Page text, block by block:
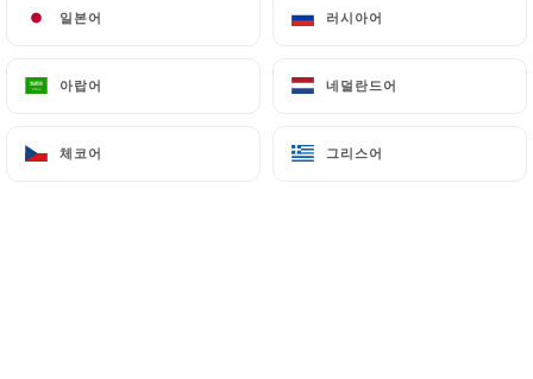
일본어 러시아어
아랍어 네덜란드어
체코어 그리스어
일본어 러시아어
아랍어 네덜란드어
체코어 그리스어